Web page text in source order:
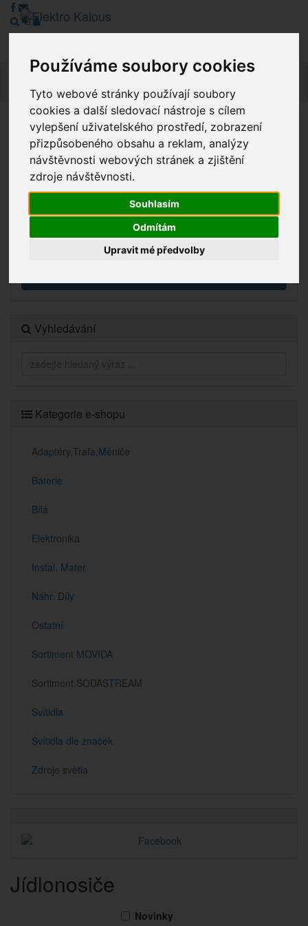
Používáme soubory cookies
Tyto webové stránky používají soubory
cookies a další sledovací nástroje s cílem
vylepšení uživatelského prostředí, zobrazení
přizpůsobeného obsahu a reklam, analýzy
návštěvnosti webových stránek a zjištění
zdroje návštěvnosti.
Souhlasím
Odmítám
Upravit mé předvolby
Vážení zákazníci, v tuto chvíli je Náš internetový obchod v
režimu Katalogu. Objednávky on-line nyní nelze vyřídit.
Děkujeme za pochopení.
Výprodej
Vyhledávání
Kategorie e-shopu
Adaptéry,Trafa,Měniče
Baterie
Bílá
Elektronika
Instal. Mater
Náhr. Díly
Ostatní
Sortiment MOVIDA
Sortiment SODASTREAM
Svítidla
Svítidla dle značek
Zdroje světla
Jídlonosiče
Novinky